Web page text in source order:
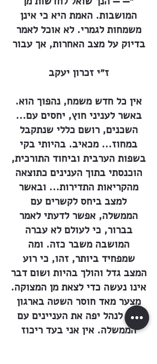
המושבות. האמת היא כי אינן
משמחות לגמרי. לא אוכל לאמר
בדיוק על מצב האחרות, אך עבור
ז״י זכרון יעקב
אין כל חדש משמח, נהפוך הוא.
באשר לעניני חוץ, יחסים עם...
השכנים, רושם כללי שנתקבל
במחוז... מכאיב. בהיותי בקי
בשפות הערבית וביחוד התורכית,
הוכנסתי בתוך הענינים כתוצאה
מהקריאות התדירות... ובאשר
למצב ביחס לקשרים עם
הממשלה, אפשר לדעתי לאמר
בברור, כי לעולם לא עברה
המושבה משבר כזה. ומה
שמפחיד ביותר, זהו, כי רוע
המצב גדל והולך בהיות ושום דבר
אינו נעשה כדי לצאת מן המצוקה.
מצער מאד חוסר השטה בארגון
כדי לנהל יפה את העניינים עם
הממשלה. אין אני בעד ריכוז